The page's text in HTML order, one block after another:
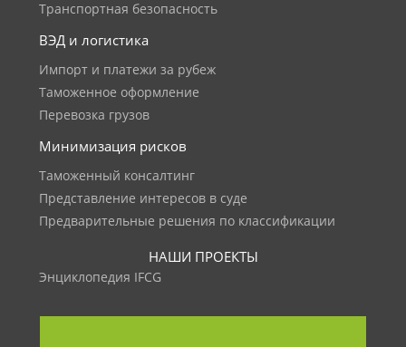
Транспортная безопасность
ВЭД и логистика
Импорт и платежи за рубеж
Таможенное оформление
Перевозка грузов
Минимизация рисков
Таможенный консалтинг
Представление интересов в суде
Предварительные решения по классификации
НАШИ ПРОЕКТЫ
Энциклопедия IFCG